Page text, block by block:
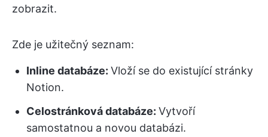
zobrazit.
Zde je užitečný seznam:
Inline databáze: Vloží se do existující stránky
Notion.
Celostránková databáze: Vytvoří
samostatnou a novou databázi.